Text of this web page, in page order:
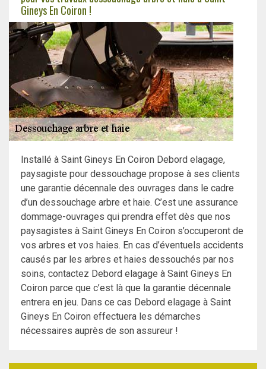
Gineys En Coiron !
Installé à Saint Gineys En Coiron Debord elagage,
paysagiste pour dessouchage propose à ses clients
une garantie décennale des ouvrages dans le cadre
d’un dessouchage arbre et haie. C’est une assurance
dommage-ouvrages qui prendra effet dès que nos
paysagistes à Saint Gineys En Coiron s’occuperont de
vos arbres et vos haies. En cas d’éventuels accidents
causés par les arbres et haies dessouchés par nos
soins, contactez Debord elagage à Saint Gineys En
Coiron parce que c’est là que la garantie décennale
entrera en jeu. Dans ce cas Debord elagage à Saint
Gineys En Coiron effectuera les démarches
nécessaires auprès de son assureur !